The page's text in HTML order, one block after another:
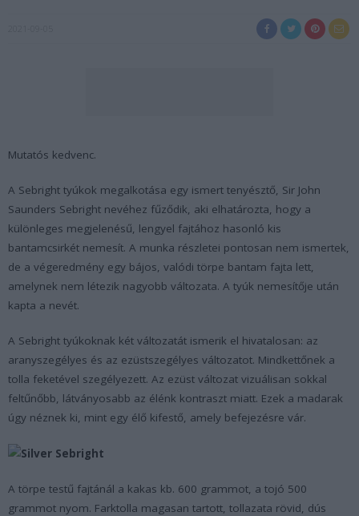
Mutatós kedvenc.
A Sebright tyúkok megalkotása egy ismert tenyésztő, Sir John
Saunders Sebright nevéhez fűződik, aki elhatározta, hogy a
különleges megjelenésű, lengyel fajtához hasonló kis
bantamcsirkét nemesít. A munka részletei pontosan nem ismertek,
de a végeredmény egy bájos, valódi törpe bantam fajta lett,
amelynek nem létezik nagyobb változata. A tyúk nemesítője után
kapta a nevét.
A Sebright tyúkoknak két változatát ismerik el hivatalosan: az
aranyszegélyes és az ezüstszegélyes változatot. Mindkettőnek a
tolla feketével szegélyezett. Az ezüst változat vizuálisan sokkal
feltűnőbb, látványosabb az élénk kontraszt miatt. Ezek a madarak
úgy néznek ki, mint egy élő kifestő, amely befejezésre vár.
A törpe testű fajtánál a kakas kb. 600 grammot, a tojó 500
grammot nyom. Farktolla magasan tartott, tollazata rövid, dús